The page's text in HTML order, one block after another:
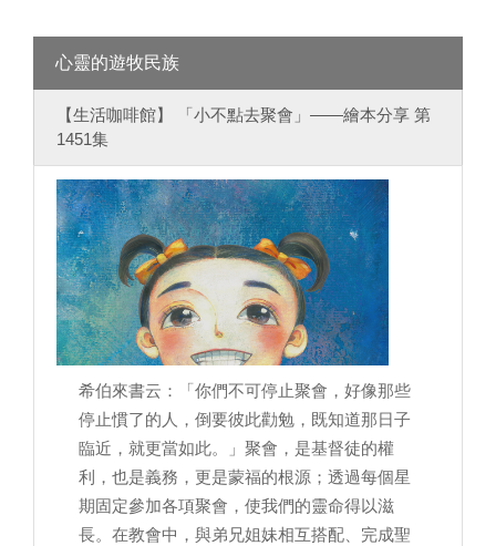
心靈的遊牧民族
【生活咖啡館】 「小不點去聚會」——繪本分享 第
1451集
希伯來書云：「你們不可停止聚會，好像那些
停止慣了的人，倒要彼此勸勉，既知道那日子
臨近，就更當如此。」聚會，是基督徒的權
利，也是義務，更是蒙福的根源；透過每個星
期固定參加各項聚會，使我們的靈命得以滋
長。在教會中，與弟兄姐妹相互搭配、完成聖